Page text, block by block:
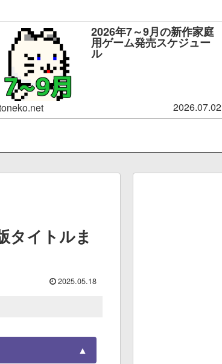
2026年7～9月の新作家庭
用ゲーム発売スケジュー
ル
2026.07.02
タイトルま
2025.05.18